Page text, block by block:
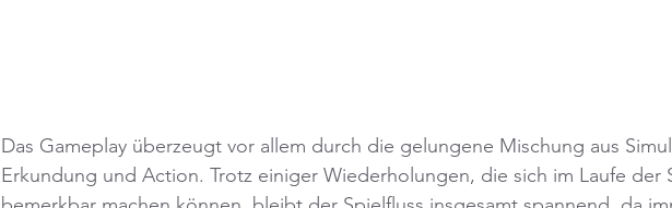
Das Gameplay überzeugt vor allem durch die gelungene Mischung aus
Erkundung und Action. Trotz einiger Wiederholungen, die sich im Laufe der